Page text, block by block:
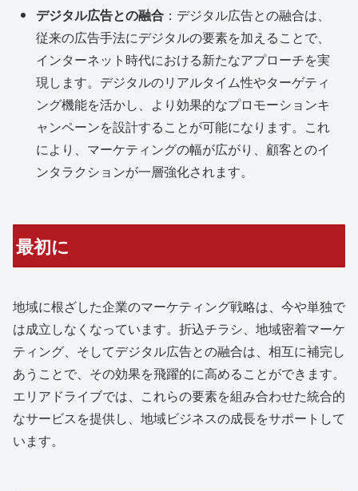
デジタル広告との融合 ：デジタル広告との融合は、
従来の広告手法にデジタルの要素を加えることで、
インターネット時代における新たなアプローチを実
現します。デジタルのリアルタイム性やターゲティ
ング機能を活かし、より効果的なプロモーションキ
ャンペーンを設計することが可能になります。これ
により、マーケティングの幅が広がり、顧客とのイ
ンタラクションが一層強化されます。
最初に
地域に根ざした企業のマーケティング戦略は、今や単独で
は成立しなくなっています。折込チラシ、地域密着マーケ
ティング、そしてデジタル広告との融合は、相互に補完し
あうことで、その効果を飛躍的に高めることができます。
エリアドライブでは、これらの要素を組み合わせた統合的
なサービスを提供し、地域ビジネスの成長をサポートして
います。